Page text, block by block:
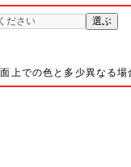
上での色と多少異なる場